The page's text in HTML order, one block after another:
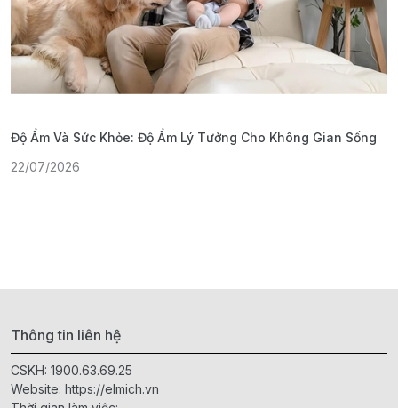
Độ Ẩm Và Sức Khỏe: Độ Ẩm Lý Tưởng Cho Không Gian Sống
22/07/2026
Thông tin liên hệ
CSKH: 1900.63.69.25
Website: https://elmich.vn